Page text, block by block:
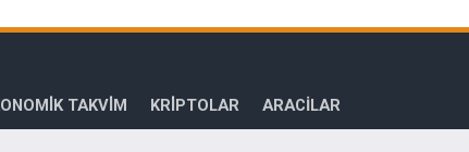
TAKVİM KRİPTOLAR ARACILAR